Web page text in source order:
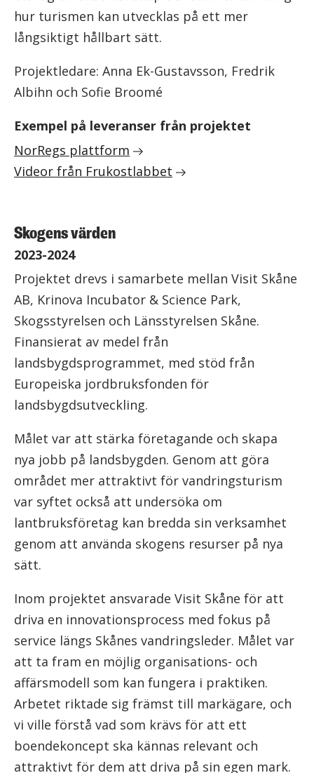
hur turismen kan utvecklas på ett mer
långsiktigt hållbart sätt.
Projektledare: Anna Ek-Gustavsson, Fredrik
Albihn och Sofie Broomé
Exempel på leveranser från projektet
NorRegs plattform
Videor från Frukostlabbet
Skogens värden
2023-2024
Projektet drevs i samarbete mellan Visit Skåne
AB, Krinova Incubator & Science Park,
Skogsstyrelsen och Länsstyrelsen Skåne.
Finansierat av medel från
landsbygdsprogrammet, med stöd från
Europeiska jordbruksfonden för
landsbygdsutveckling.
Målet var att stärka företagande och skapa
nya jobb på landsbygden. Genom att göra
området mer attraktivt för vandringsturism
var syftet också att undersöka om
lantbruksföretag kan bredda sin verksamhet
genom att använda skogens resurser på nya
sätt.
Inom projektet ansvarade Visit Skåne för att
driva en innovationsprocess med fokus på
service längs Skånes vandringsleder. Målet var
att ta fram en möjlig organisations- och
affärsmodell som kan fungera i praktiken.
Arbetet riktade sig främst till markägare, och
vi ville förstå vad som krävs för att ett
boendekoncept ska kännas relevant och
attraktivt för dem att driva på sin egen mark.